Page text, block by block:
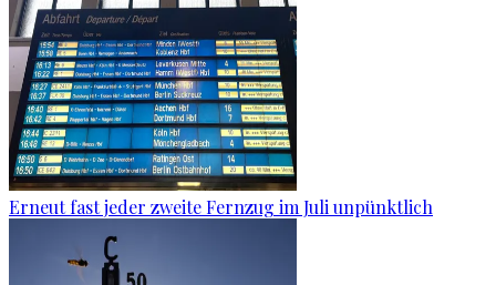
Erneut fast jeder zweite Fernzug im Juli unpünktlich